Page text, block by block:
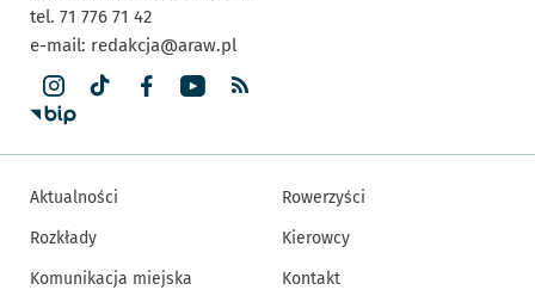
tel. 71 776 71 42
e-mail: redakcja@araw.pl
Aktualności
Rozkłady
Komunikacja miejska
Rowerzyści
Kierowcy
Kontakt